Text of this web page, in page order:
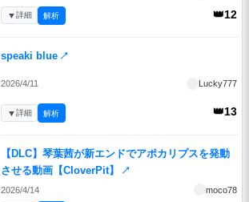
👑12
▼詳細 解析
speaki blue ↗
2026/4/11 Lucky777
👑13
▼詳細 解析
【DLC】琴葉茜が新エンドでアポカリプスを発動
させる動画【CloverPit】
↗
2026/4/14 moco78